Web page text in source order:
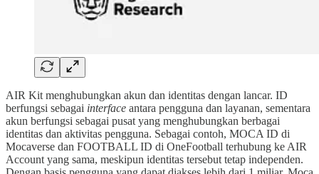
AIR Kit menghubungkan akun dan identitas dengan lancar. ID
berfungsi sebagai interface antara pengguna dan layanan, sementara
akun berfungsi sebagai pusat yang menghubungkan berbagai
identitas dan aktivitas pengguna. Sebagai contoh, MOCA ID di
Mocaverse dan FOOTBALL ID di OneFootball terhubung ke AIR
Account yang sama, meskipun identitas tersebut tetap independen.